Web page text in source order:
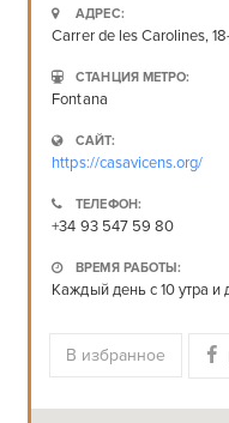
АДРЕС:
Carrer de les Carolines,
СТАНЦИЯ МЕТРО:
Fontana
САЙТ:
https://casavicens.org/
ТЕЛЕФОН:
+34 93 547 59 80
ВРЕМЯ РАБОТЫ:
Каждый день с 10 утра и
В избранное